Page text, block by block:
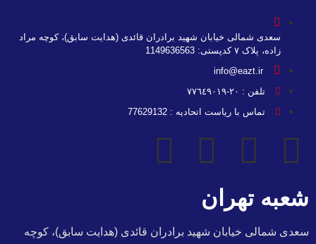
سعدی شمالی خیابان شهید برادران قائدی (هدایت سابق)، کوچه مراد
زاده، پلاک ۷ کدپستی: 1149636563
info@eazt.ir
تلفن : ٢٠-٧٧٦٤٩٠١٩
تماس با ریاست اتحادیه : 77629132
شعبه تهران
سعدی شمالی خیابان شهید برادران قائدی (هدایت سابق)، کوچه